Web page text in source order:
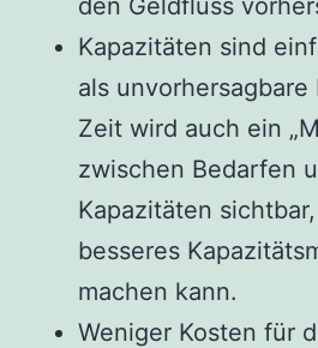
Kapazitäten sind
als
Zeit wird auch ein
zwischen Bedarfen
Kapazitäten
besseres
machen kann.
Weniger Kosten für